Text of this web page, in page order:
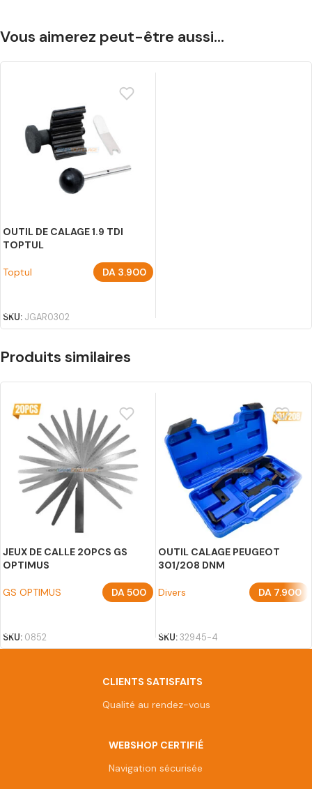
Vous aimerez peut-être aussi…
OUTIL DE CALAGE 1.9 TDI
TOPTUL
Toptul DA 3.900
SKU: JGAR0302
Produits similaires
JEUX DE CALLE 20PCS GS
OPTIMUS
GS OPTIMUS DA500
SKU: 0852
OUTIL CALAGE PEUGEOT
301/208 DNM
Divers DA 7.900
SKU:32945-4
CLIENTS SATISFAITS
Qualité au rendez-vous
WEBSHOP CERTIFIÉ
Navigation sécurisée